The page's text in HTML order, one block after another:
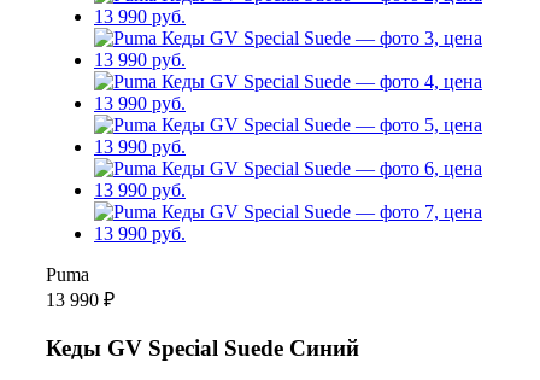
Puma
13 990 ₽
Кеды GV Special Suede Синий